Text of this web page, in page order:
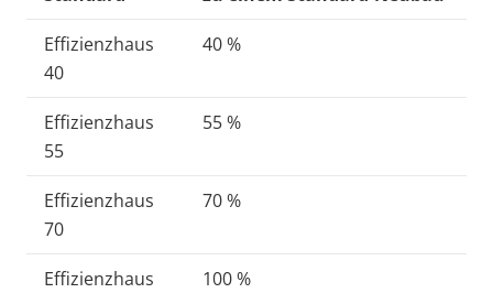
Effizienzhaus
40
40 %
Effizienzhaus
55
55 %
Effizienzhaus
70
70 %
Effizienzhaus
100 %